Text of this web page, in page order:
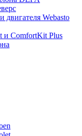
двигателя Webasto
и ComfortKit Plus